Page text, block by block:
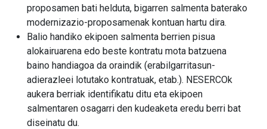
proposamen bati helduta, bigarren salmenta baterako
modernizazio-proposamenak kontuan hartu dira.
Balio handiko ekipoen salmenta berrien pisua
alokairuarena edo beste kontratu mota batzuena
baino handiagoa da oraindik (erabilgarritasun-
adierazleei lotutako kontratuak, etab.). NESERCOk
aukera berriak identifikatu ditu eta ekipoen
salmentaren osagarri den kudeaketa eredu berri bat
diseinatu du.